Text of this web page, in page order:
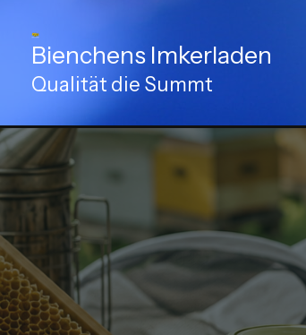
Inhalt
springenBienchens Imkerladen
Qualität die Summt